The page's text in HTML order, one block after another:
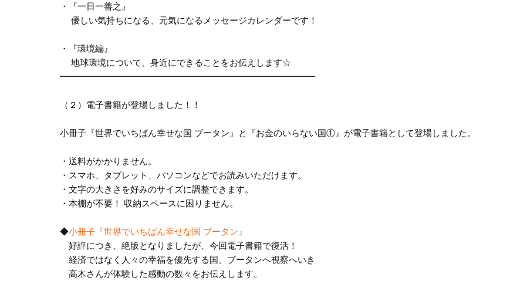
・『一日一善之』
優しい気持ちになる、元気になるメッセージカレンダーです！
・『環境編』
地球環境について、身近にできることをお伝えします☆
━━━━━━━━━━━━━━━━━━━━━━━━━━━━━
（２）電子書籍が登場しました！！
小冊子『世界でいちばん幸せな国 ブータン』と 『お金のいらない国①』が電子書籍として登場しました。
・送料がかかりません。
・スマホ、タブレット、パソコンなどでお読みいただけます。
・文字の大きさを好みのサイズに調整できます。
・本棚が不要！ 収納スペースに困りません。
◆小冊子『世界でいちばん幸せな国 ブータン』
好評につき、絶版となりましたが、今回電子書籍で復活！
経済ではなく人々の幸福を優先する国、ブータンへ視察へいき
高木さんが体験した感動の数々をお伝えします。